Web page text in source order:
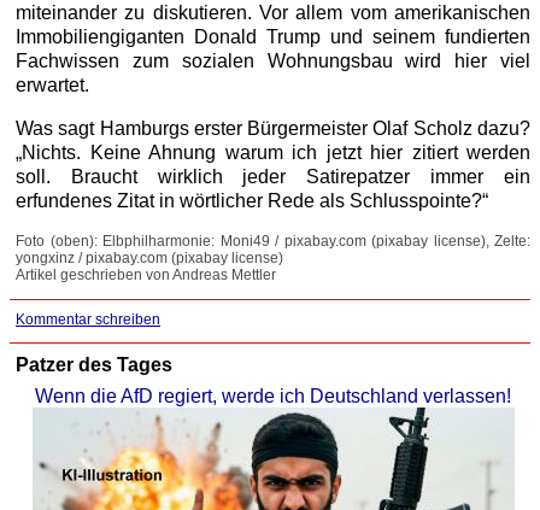
miteinander zu diskutieren. Vor allem vom amerikanischen
Immobiliengiganten Donald Trump und seinem fundierten
Fachwissen zum sozialen Wohnungsbau wird hier viel
erwartet.
Was sagt Hamburgs erster Bürgermeister Olaf Scholz dazu?
„Nichts. Keine Ahnung warum ich jetzt hier zitiert werden
soll. Braucht wirklich jeder Satirepatzer immer ein
erfundenes Zitat in wörtlicher Rede als Schlusspointe?“
Foto (oben): Elbphilharmonie: Moni49 / pixabay.com (pixabay license), Zelte:
yongxinz / pixabay.com (pixabay license)
Artikel geschrieben von Andreas Mettler
Kommentar schreiben
Patzer des Tages
Wenn die AfD regiert, werde ich Deutschland verlassen!